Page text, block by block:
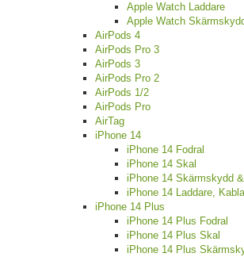
Apple Watch Laddare
Apple Watch
AirPods 4
AirPods Pro 3
AirPods 3
AirPods Pro 2
AirPods 1/2
AirPods Pro
AirTag
iPhone 14
iPhone 14 Fodral
iPhone 14 Skal
iPhone 14 Skärmskydd
iPhone 14 Laddare,
iPhone 14 Plus
iPhone 14 Plus Fodral
iPhone 14 Plus Skal
iPhone 14 Plus